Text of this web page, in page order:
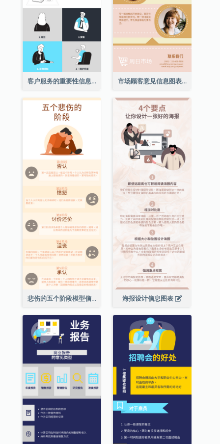
客户服务的重要性信息图表 市场顾客意见信息图表
悲伤的五个阶段模型信息图表 海报设计信息图表